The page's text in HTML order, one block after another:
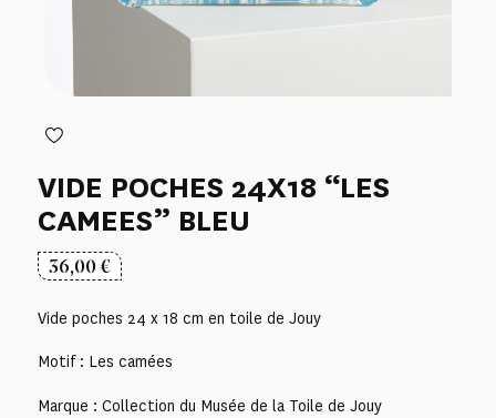
VIDE POCHES 24X18 “LES
CAMEES” BLEU
36,00€
Vide poches 24 x 18 cm en toile de Jouy
Motif : Les camées
Marque : Collection du Musée de la Toile de Jouy